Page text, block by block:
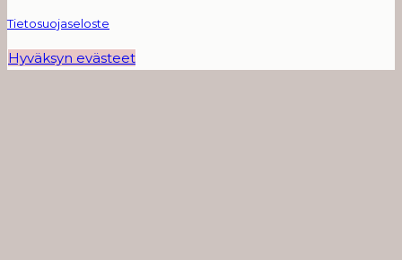
Tietosuojaseloste
Hyväksyn evästeet